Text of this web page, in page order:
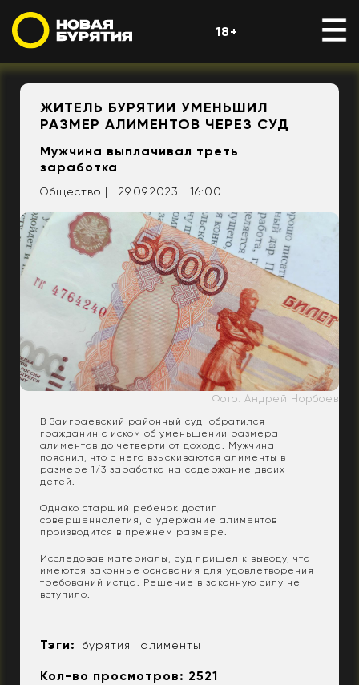
18+
ЖИТЕЛЬ БУРЯТИИ УМЕНЬШИЛ
РАЗМЕР АЛИМЕНТОВ ЧЕРЕЗ СУД
Мужчина выплачивал треть
заработка
Общество | 29.09.2023 | 16:00
Фото: Андрей Норбоев
В Заиграевский районный суд обратился
гражданин с иском об уменьшении размера
алиментов до четверти от дохода. Мужчина
пояснил, что с него взыскиваются алименты в
размере 1/3 заработка на содержание двоих
детей.
Однако старший ребенок достиг
совершеннолетия, а удержание алиментов
производится в прежнем размере.
Исследовав материалы, суд пришел к выводу, что
имеются законные основания для удовлетворения
требований истца. Решение в законную силу не
вступило.
Тэги: бурятия алименты
Кол-во просмотров: 2521